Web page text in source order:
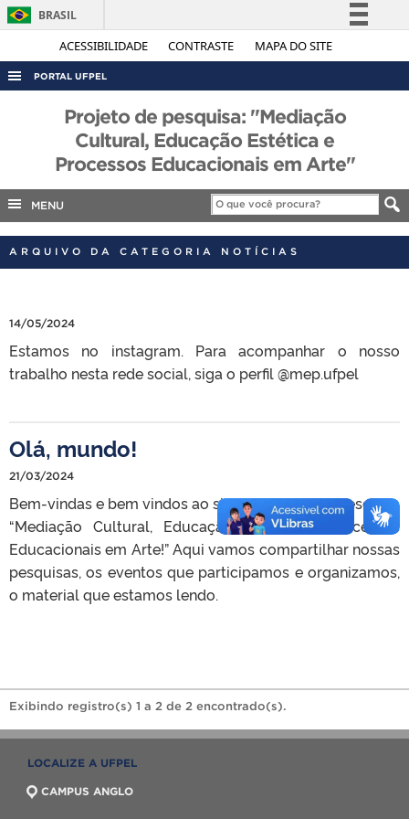
ACESSIBILIDADE CONTRASTE MAPA DO SITE
BRASIL
Simplifique!
Acesso à informação
Legislação
PORTAL UFPEL
ACESSO À INFORMAÇÃO
AUDITORIA
COBALTO
CONCURSOS
PORTARIAS
TELEFONES
Projeto de pesquisa: "Mediação
Cultural, Educação Estética e
Processos Educacionais em Arte"
MENU
ARQUIVO DA CATEGORIA NOTÍCIAS
14/05/2024
Estamos no instagram. Para acompanhar o nosso
trabalho nesta rede social, siga o perfil @mep.ufpel
Olá, mundo!
21/03/2024
Bem-vindas e bem vindos ao site do projeto de Pesquisa
“Mediação Cultural, Educação Estética e Processos
Educacionais em Arte!” Aqui vamos compartilhar nossas
pesquisas, os eventos que participamos e organizamos,
o material que estamos lendo.
Exibindo registro(s) 1 a 2 de 2 encontrado(s).
LOCALIZE A UFPEL
CAMPUS ANGLO